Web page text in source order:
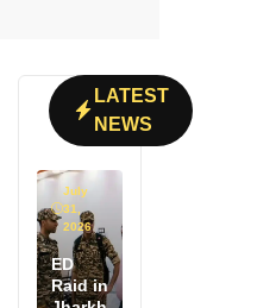
LATEST
NEWS
July
31,
2026
ED
Raid in